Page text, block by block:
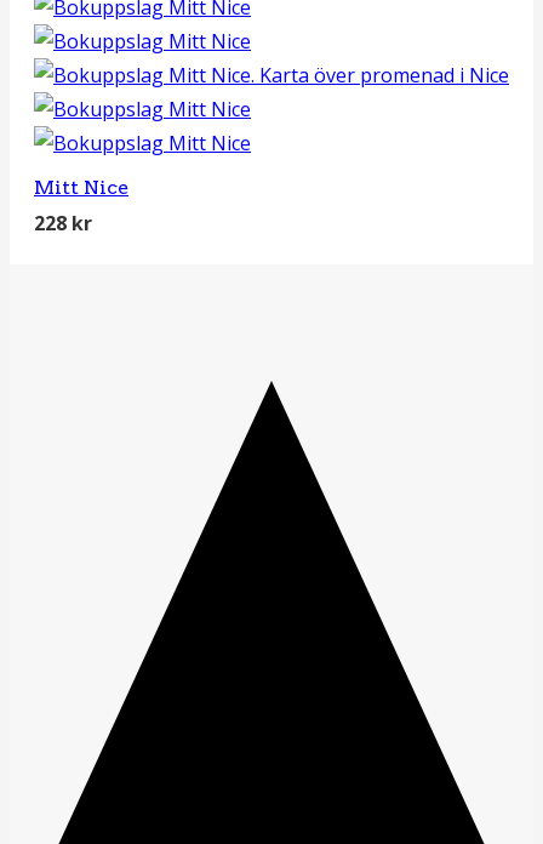
Mitt Nice
228 kr